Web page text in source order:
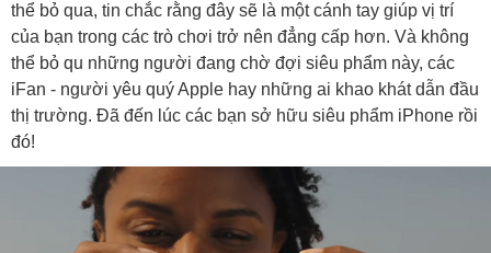
thể bỏ qua, tin chắc rằng đây sẽ là một cánh tay giúp vị trí
của bạn trong các trò chơi trở nên đẳng cấp hơn. Và không
thể bỏ qu những người đang chờ đợi siêu phẩm này, các
iFan - người yêu quý Apple hay những ai khao khát dẫn đầu
thị trường. Đã đến lúc các bạn sở hữu siêu phẩm iPhone rồi
đó!